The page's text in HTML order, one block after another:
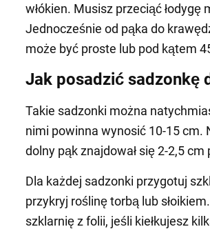
włókien. Musisz przeciąć
Jednocześnie od pąka do
może być proste lub pod kątem
Jak posadzić sadzonkę
Takie sadzonki można
nimi powinna wynosić 10-15 cm.
dolny pąk znajdował się 2-2,5 cm
Dla każdej sadzonki przygotuj
przykryj roślinę torbą lub
szklarnię z folii, jeśli kiełkujesz